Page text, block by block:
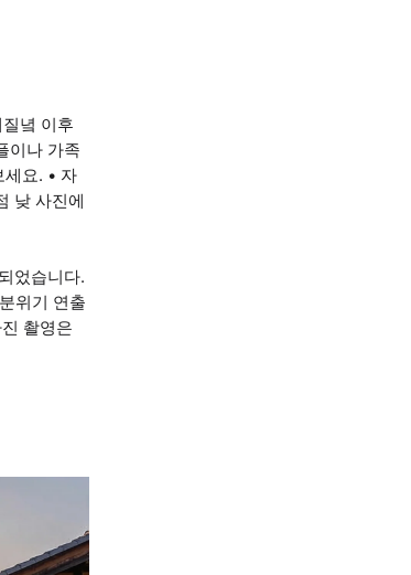
녘 이후
이나 가족
세요. • 자
낮 사진에
었습니다.
위기 연출
촬영은